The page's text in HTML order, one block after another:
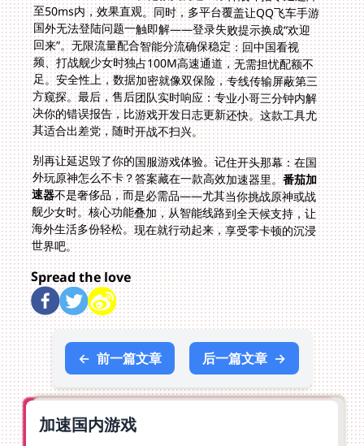
其适合出差党，随时开战不扫兴。
别再让延迟毁了你的国服游戏体验。记住开头那幕：在国
外玩原神怎么不卡？答案藏在一款高效加速器里。番茄加
速器不是奢侈品，而是必需品——尤其当你挑战原神或战
舰少女时。核心功能叠加，从智能线路到全天候支持，让
海外生活多份轻松。现在就行动起来，享受零卡顿的沉浸
世界吧。
Spread the love
← 前一篇文章 后一篇文章 →
加速国内游戏